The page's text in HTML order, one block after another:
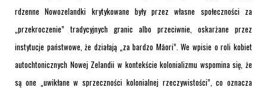
rdzenne Nowozelandki krytykowane były przez własne społeczności za
„przekroczenie” tradycyjnych granic albo przeciwnie, oskarżane przez
instytucje państwowe, że działają „za bardzo Māori”. We wpisie o roli kobiet
autochtonicznych Nowej Zelandii w kontekście kolonializmu wspomina się, że
są one „uwikłane w sprzeczności kolonialnej rzeczywistości”, co oznacza